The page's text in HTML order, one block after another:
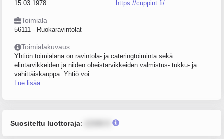
15.03.1978 https://cuppint.fi/
Toimiala
56111 - Ruokaravintolat
Toimialakuvaus
Yhtiön toimialana on ravintola- ja cateringtoiminta sekä
elintarvikkeiden ja niiden oheistarvikkeiden valmistus- tukku- ja
vähittäiskauppa. Yhtiö voi
Lue lisää
Suositeltu luottoraja: